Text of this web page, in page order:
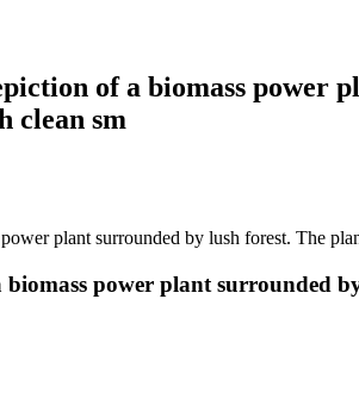
of a biomass power
clean sm
plant surrounded by lush forest. The
power plant surrounded